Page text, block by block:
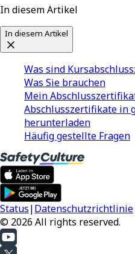
In diesem Artikel
In diesem Artikel
Was sind
Was Sie brauchen
Mein
Abschlusszertifikate in
herunterladen
Häufig gestellte Fragen
Status|Datenschutzrichtlinie
© 2026 All rights reserved.